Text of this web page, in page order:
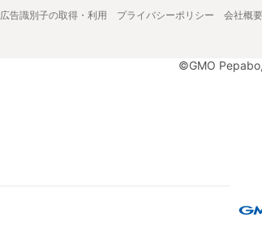
広告識別子の取得・利用 プライバシーポリシー 会社概要
©GMO